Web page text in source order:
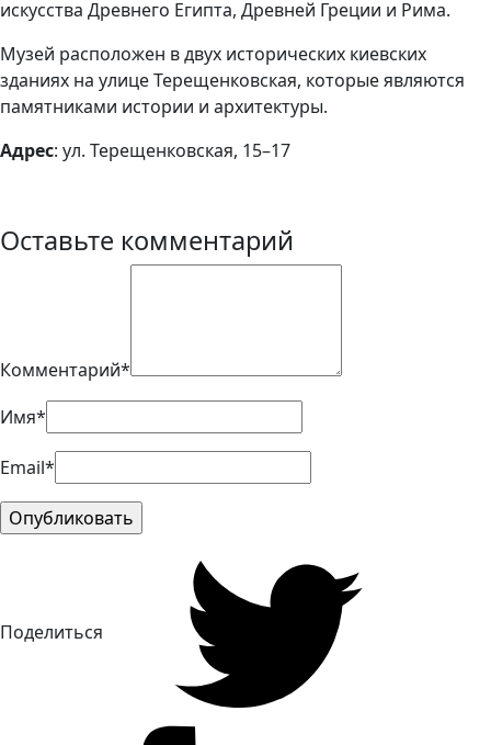
искусства Древнего Египта, Древней Греции и Рима.
Музей расположен в двух исторических киевских
зданиях на улице Терещенковская, которые являются
памятниками истории и архитектуры.
Адрес: ул. Терещенковская, 15–17
Оставьте комментарий
Комментарий*
Имя*
Email*
Поделиться